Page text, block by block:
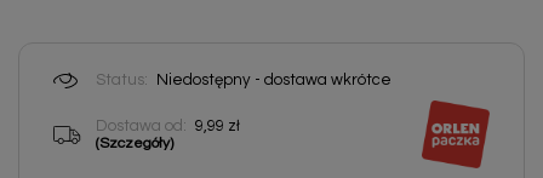
Status: Niedostępny - dostawa wkrótce
Dostawa od: 9,99 zł
(Szczegóły)